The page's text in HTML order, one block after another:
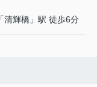
「清輝橋 」駅 徒歩6分